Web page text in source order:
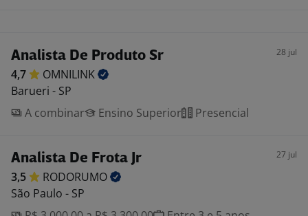
Analista De Produto Sr 28 jul
4,7
OMNILINK
Barueri - SP
A combinar
Ensino Superior Presencial
Analista De Frota Jr 27 jul
3,5
RODORUMO
São Paulo - SP